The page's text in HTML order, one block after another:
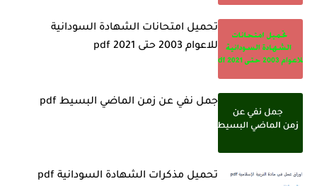
تحميل امتحانات الشهادة السودانية
للاعوام 2003 حتى 2021 pdf
جمل نفي عن زمن الماضي البسيط pdf
تحميل مذكرات الشهادة السودانية pdf